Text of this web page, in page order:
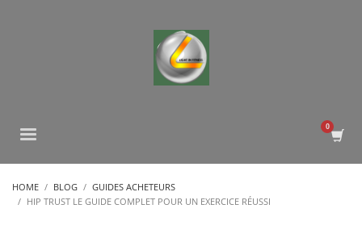
HOME BLOG
GUIDES ACHETEURS
HIP TRUST LE GUIDE COMPLET POUR UN EXERCICE RÉUSSI